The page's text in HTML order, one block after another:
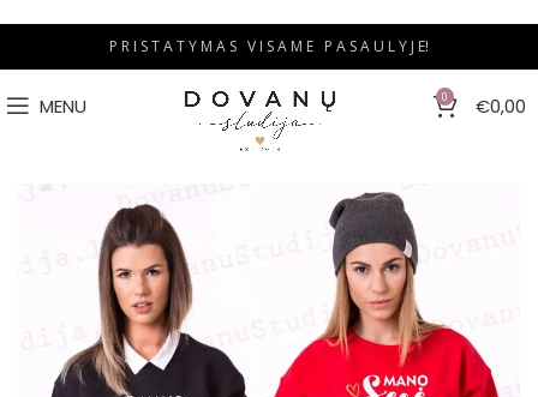
P R I S T A T Y M A S V I S A M E P A S A U L Y J E!
MENU 0 €0,00